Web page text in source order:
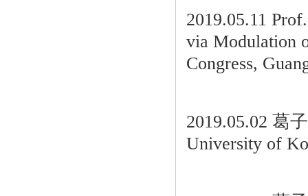
2019.05.11
via Modulation
Congress,
2019.05.02 葛
University of